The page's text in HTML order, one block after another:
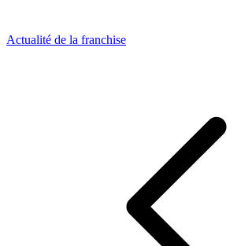
Actualité de la franchise